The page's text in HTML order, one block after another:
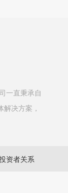
一直秉承自
决方案，
资者关系